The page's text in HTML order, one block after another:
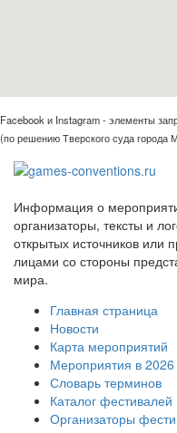
Facebook и Instagram - элементы
(по решению Тверского суда города
Информация о
организаторы, тексты и
открытых источников или
лицами со стороны
мира.
Главная страница
Новости
Карта мероприятий
Мероприятия в 2026
Словарь терминов
Каталог фестивалей
Организаторы